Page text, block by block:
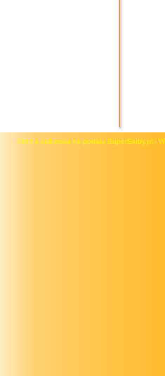
Strona założona na portalu SuperSluby.pl -